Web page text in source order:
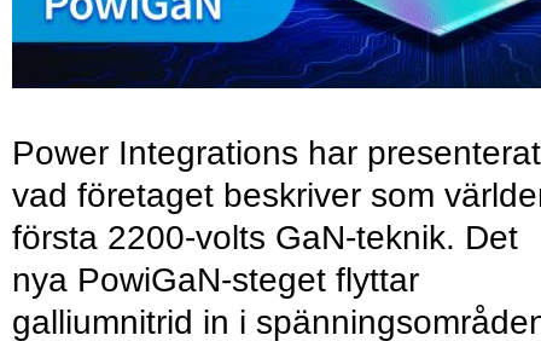
Power Integrations har presenterat
vad företaget beskriver som
första 2200-volts GaN-teknik. Det
nya PowiGaN-steget flyttar
galliumnitrid in i